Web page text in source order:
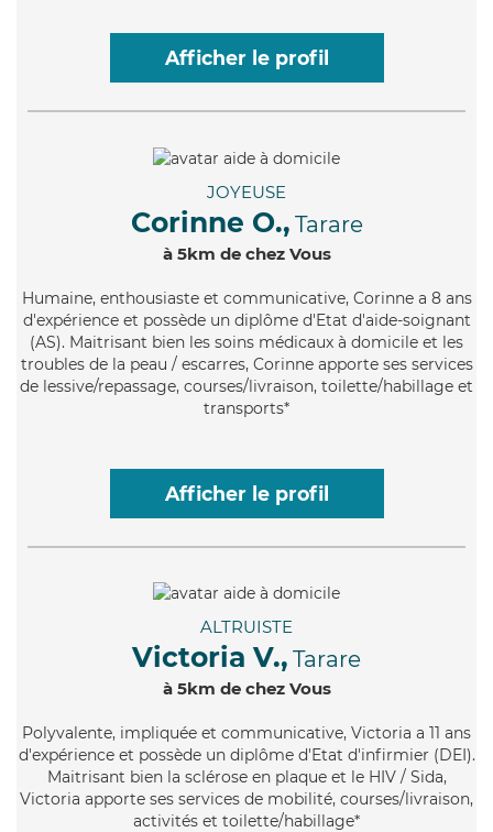
Afficher le profil
JOYEUSE
Corinne O., Tarare
à 5km de chez Vous
Humaine, enthousiaste et communicative, Corinne a 8 ans
d'expérience et possède un diplôme d'Etat d'aide-soignant
(AS). Maitrisant bien les soins médicaux à domicile et les
troubles de la peau / escarres, Corinne apporte ses services
de lessive/repassage, courses/livraison, toilette/habillage et
transports*
Afficher le profil
ALTRUISTE
Victoria V., Tarare
à 5km de chez Vous
Polyvalente, impliquée et communicative, Victoria a 11 ans
d'expérience et possède un diplôme d'Etat d'infirmier (DEI).
Maitrisant bien la sclérose en plaque et le HIV / Sida,
Victoria apporte ses services de mobilité, courses/livraison,
activités et toilette/habillage*